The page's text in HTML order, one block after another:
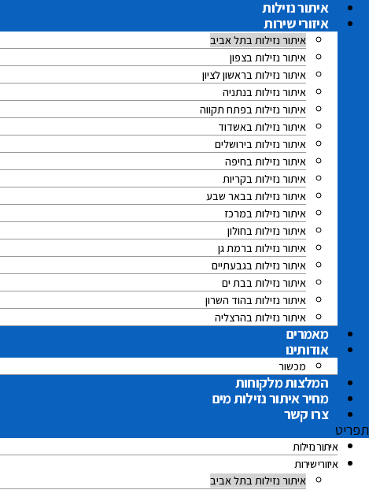
דלג
לתוכן
איתור נזילות
איזורי שירות
איתור נזילות בתל אביב
איתור נזילות בצפון
איתור נזילות בראשון לציון
איתור נזילות בנתניה
איתור נזילות בפתח תקווה
איתור נזילות באשדוד
איתור נזילות בירושלים
איתור נזילות בחיפה
איתור נזילות בקריות
איתור נזילות בבאר שבע
איתור נזילות במרכז
איתור נזילות בחולון
איתור נזילות ברמת גן
איתור נזילות בגבעתיים
איתור נזילות בבת ים
איתור נזילות בהוד השרון
איתור נזילות בהרצליה
מאמרים
אודותינו
מכשור
המלצות מלקוחות
מחיר איתור נזילות מים
צרו קשר
תפריט
איתור נזילות
איזורי שירות
איתור נזילות בתל אביב